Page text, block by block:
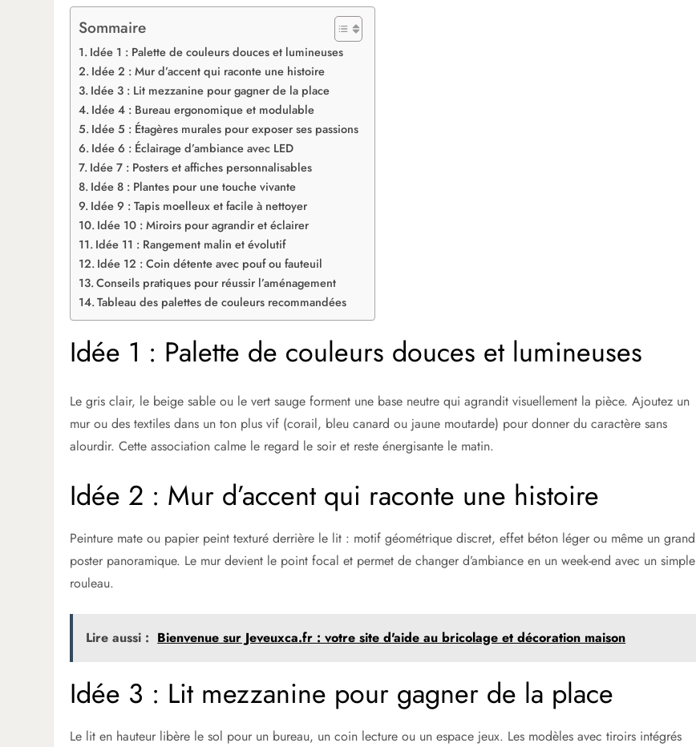
Sommaire
Idée 1 : Palette de couleurs douces et lumineuses
Idée 2 : Mur d’accent qui raconte une histoire
Idée 3 : Lit mezzanine pour gagner de la place
Idée 4 : Bureau ergonomique et modulable
Idée 5 : Étagères murales pour exposer ses passions
Idée 6 : Éclairage d’ambiance avec LED
Idée 7 : Posters et affiches personnalisables
Idée 8 : Plantes pour une touche vivante
Idée 9 : Tapis moelleux et facile à nettoyer
Idée 10 : Miroirs pour agrandir et éclairer
Idée 11 : Rangement malin et évolutif
Idée 12 : Coin détente avec pouf ou fauteuil
Conseils pratiques pour réussir l’aménagement
Tableau des palettes de couleurs recommandées
Idée 1 : Palette de couleurs douces et lumineuses
Le gris clair, le beige sable ou le vert sauge forment une base neutre qui agrandit visuellement la pièce. Ajoutez un
mur ou des textiles dans un ton plus vif (corail, bleu canard ou jaune moutarde) pour donner du caractère sans
alourdir. Cette association calme le regard le soir et reste énergisante le matin.
Idée 2 : Mur d’accent qui raconte une histoire
Peinture mate ou papier peint texturé derrière le lit : motif géométrique discret, effet béton léger ou même un grand
poster panoramique. Le mur devient le point focal et permet de changer d’ambiance en un week-end avec un simple
rouleau.
Lire aussi : Bienvenue sur Jeveuxca.fr : votre site d'aide au bricolage et décoration maison
Idée 3 : Lit mezzanine pour gagner de la place
Le lit en hauteur libère le sol pour un bureau, un coin lecture ou un espace jeux. Les modèles avec tiroirs intégrés